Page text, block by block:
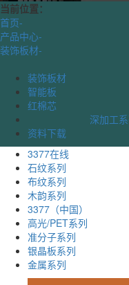
当前位置：
首页-
产品中心-
装饰板材-
装饰板材
智能板
红棉芯
深加工
资料下载
3377在线
石纹系列
布纹系列
木韵系列
3377（中国）
高光/PET系列
准分子系列
银晶板系列
金属系列